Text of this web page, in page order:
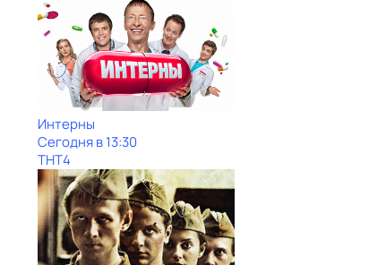
Интерны
Сегодня в 13:30
ТНТ4